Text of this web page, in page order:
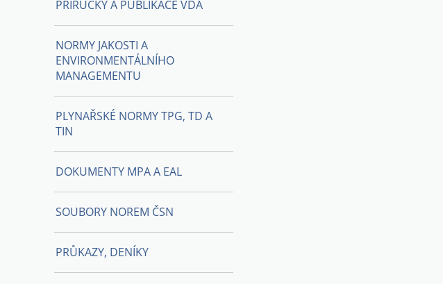
PŘÍRUČKY A PUBLIKACE VDA
NORMY JAKOSTI A
ENVIRONMENTÁLNÍHO
MANAGEMENTU
PLYNAŘSKÉ NORMY TPG, TD A
TIN
DOKUMENTY MPA A EAL
SOUBORY NOREM ČSN
PRŮKAZY, DENÍKY